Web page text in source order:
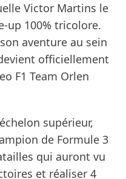
Victor Martins le
up 100% tricolore.
aventure au sein
officiellement
F1 Team Orlen
supérieur,
de Formule 3
qui auront vu
et réaliser 4